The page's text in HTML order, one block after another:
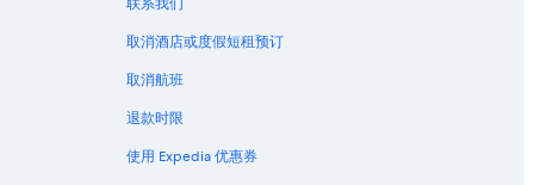
联系我们
取消酒店或度假短租预订
取消航班
退款时限
使用 Expedia 优惠券